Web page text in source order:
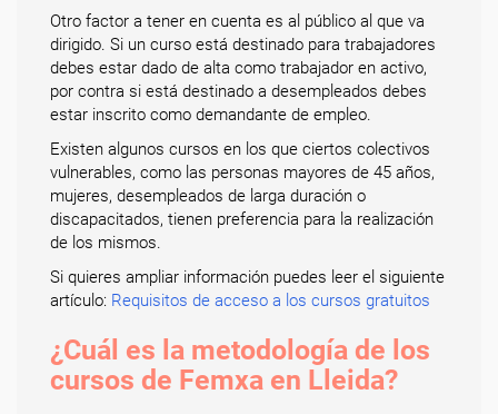
Otro factor a tener en cuenta es al público al que va
dirigido. Si un curso está destinado para trabajadores
debes estar dado de alta como trabajador en activo,
por contra si está destinado a desempleados debes
estar inscrito como demandante de empleo.
Existen algunos cursos en los que ciertos colectivos
vulnerables, como las personas mayores de 45 años,
mujeres, desempleados de larga duración o
discapacitados, tienen preferencia para la realización
de los mismos.
Si quieres ampliar información puedes leer el siguiente
artículo: Requisitos de acceso a los cursos gratuitos
¿Cuál es la metodología de los
cursos de Femxa en Lleida?